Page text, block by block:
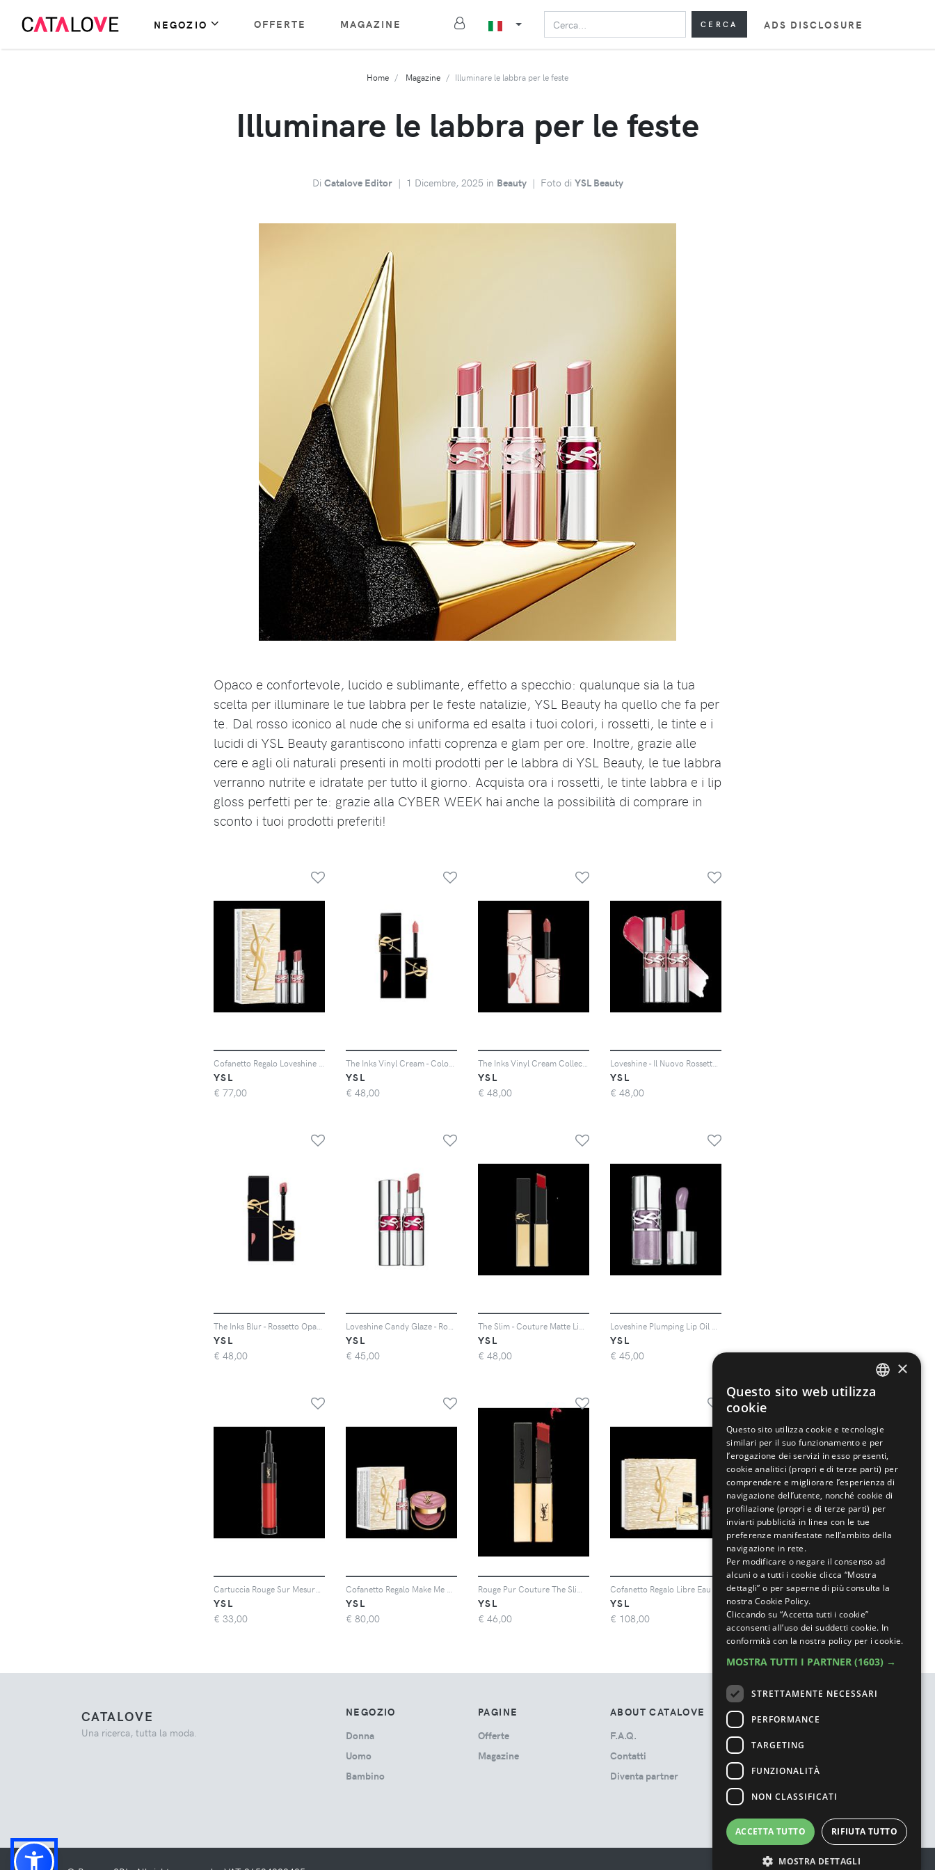
NEGOZIO OFFERTE MAGAZINE CERCA ADS DISCLOSURE
Home Magazine Illuminare le labbra per le feste
Illuminare le labbra per le feste
Di Catalove Editor | 1 Dicembre, 2025 in Beauty | Foto di YSL Beauty
Opaco e confortevole, lucido e sublimante, effetto a specchio: qualunque sia la tua
scelta per illuminare le tue labbra per le feste natalizie, YSL Beauty ha quello che fa per
te. Dal rosso iconico al nude che si uniforma ed esalta i tuoi colori, i rossetti, le tinte e i
lucidi di YSL Beauty garantiscono infatti coprenza e glam per ore. Inoltre, grazie alle
cere e agli oli naturali presenti in molti prodotti per le labbra di YSL Beauty, le tue labbra
verranno nutrite e idratate per tutto il giorno. Acquista ora i rossetti, le tinte labbra e i lip
gloss perfetti per te: grazie alla CYBER WEEK hai anche la possibilità di comprare in
sconto i tuoi prodotti preferiti!
YSL
€ 77,00
YSL
€ 48,00
YSL
€ 48,00
YSL
€ 48,00
YSL
€ 48,00
YSL
€ 45,00
YSL
€ 48,00
YSL
€ 45,00
YSL
€ 33,00
YSL
€ 80,00
YSL
€ 46,00
YSL
€ 108,00
CATALOVE
Una ricerca, tutta la moda.
NEGOZIO
Donna
Uomo
Bambino
PAGINE
Offerte
Magazine
ABOUT CATALOVE
F.A.Q.
Contatti
Diventa partner
TOS
Privacy Policy
Termini e Condizioni
Cookie Policy
Ads Disclosure
×
Questo sito web utilizza
cookie
Questo sito utilizza cookie e tecnologie
similari per il suo funzionamento e per
l’erogazione dei servizi in esso presenti,
cookie analitici (propri e di terze parti) per
comprendere e migliorare l’esperienza di
navigazione dell’utente, nonché cookie di
profilazione (propri e di terze parti) per
inviarti pubblicità in linea con le tue
preferenze manifestate nell’ambito della
navigazione in rete.
Per modificare o negare il consenso ad
alcuni o a tutti i cookie clicca “Mostra
dettagli” o per saperne di più consulta la
nostra Cookie Policy.
Cliccando su “Accetta tutti i cookie”
acconsenti all’uso dei suddetti cookie. In
conformità con la nostra policy per i cookie.
MOSTRA TUTTI I PARTNER (1603) →
STRETTAMENTE NECESSARI
PERFORMANCE
TARGETING
FUNZIONALITÀ
NON CLASSIFICATI
ACCETTA TUTTO RIFIUTA TUTTO
MOSTRA DETTAGLI